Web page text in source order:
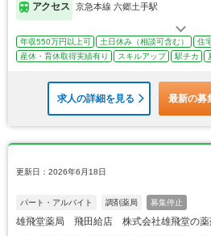
アクセス 京急本線 六郷土手駅
年収550万円以上可 土日休み（相談可含む）
住
産休・育休取得実績有り
スキルアップ 駅チカ
求人の詳細を見る 最新の募
更新日：2026年6月18日
パート・アルバイト 調剤薬局 募集停止
雄飛堂薬局 飛田給店 株式会社雄飛堂の薬